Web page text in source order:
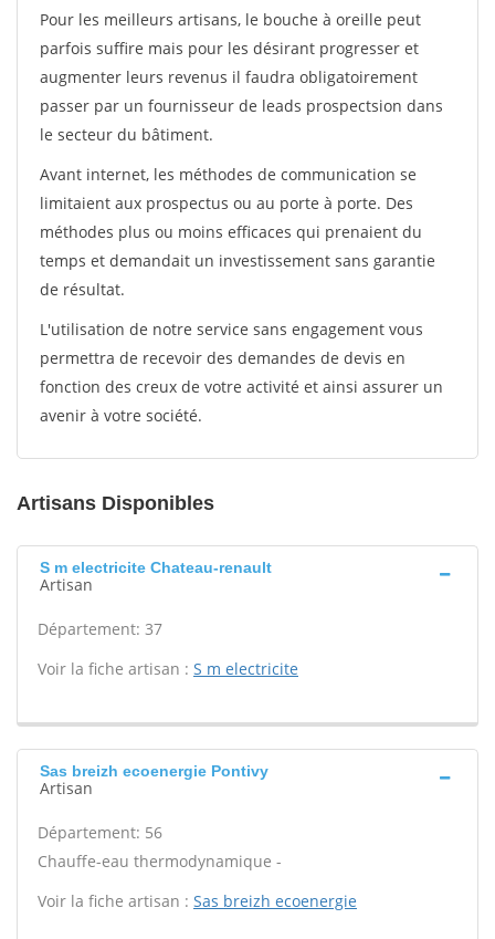
Pour les meilleurs artisans, le bouche à oreille peut
parfois suffire mais pour les désirant progresser et
augmenter leurs revenus il faudra obligatoirement
passer par un fournisseur de leads prospectsion dans
le secteur du bâtiment.
Avant internet, les méthodes de communication se
limitaient aux prospectus ou au porte à porte. Des
méthodes plus ou moins efficaces qui prenaient du
temps et demandait un investissement sans garantie
de résultat.
L'utilisation de notre service sans engagement vous
permettra de recevoir des demandes de devis en
fonction des creux de votre activité et ainsi assurer un
avenir à votre société.
Artisans Disponibles
S m electricite Chateau-renault
Artisan
Département: 37
Voir la fiche artisan : S m electricite
Sas breizh ecoenergie Pontivy
Artisan
Département: 56
Chauffe-eau thermodynamique -
Voir la fiche artisan : Sas breizh ecoenergie